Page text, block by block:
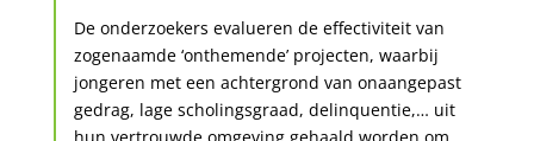
De onderzoekers evalueren de effectiviteit van
zogenaamde ‘onthemende’ projecten, waarbij
jongeren met een achtergrond van onaangepast
gedrag, lage scholingsgraad, delinquentie,… uit